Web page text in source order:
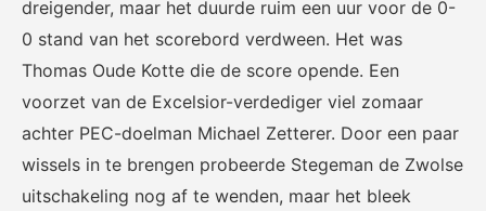
De online assistent voor alle
jeugdtrainers van Nederland.
Voor de teams van morgen.
dreigender, maar het duurde ruim een uur voor de 0-
0 stand van het scorebord verdween. Het was
Thomas Oude Kotte die de score opende. Een
voorzet van de Excelsior-verdediger viel zomaar
achter PEC-doelman Michael Zetterer. Door een paar
wissels in te brengen probeerde Stegeman de Zwolse
uitschakeling nog af te wenden, maar het bleek